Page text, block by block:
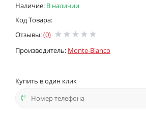
Наличие: В наличии
Код Товара:
Отзывы:(0)
Производитель: Monte-Bianco
Купить в один клик